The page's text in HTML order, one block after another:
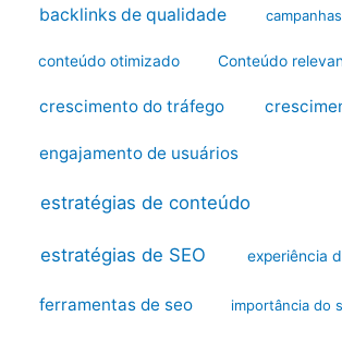
backlinks de qualidade
conteúdo otimizado Conteúdo
crescimento do tráfego
engajamento de usuários
estratégias de conteúdo
estratégias de SEO experiência
ferramentas de seo importância do